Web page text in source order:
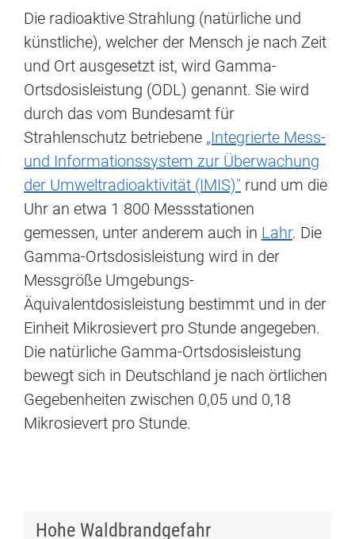
Die radioaktive Strahlung (natürliche und
künstliche), welcher der Mensch je nach Zeit
und Ort ausgesetzt ist, wird Gamma-
Ortsdosisleistung (ODL) genannt. Sie wird
durch das vom Bundesamt für
Strahlenschutz betriebene „Integrierte Mess-
und Informationssystem zur Überwachung
der Umweltradioaktivität (IMIS)" rund um die
Uhr an etwa 1 800 Messstationen
gemessen, unter anderem auch in Lahr. Die
Gamma-Ortsdosisleistung wird in der
Messgröße Umgebungs-
Äquivalentdosisleistung bestimmt und in der
Einheit Mikrosievert pro Stunde angegeben.
Die natürliche Gamma-Ortsdosisleistung
bewegt sich in Deutschland je nach örtlichen
Gegebenheiten zwischen 0,05 und 0,18
Mikrosievert pro Stunde.
Hohe Waldbrandgefahr